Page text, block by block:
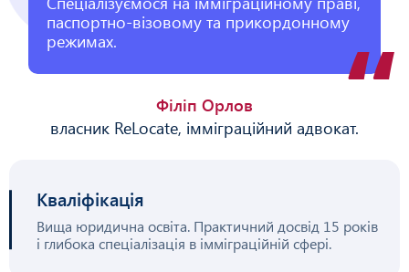
паспортно-візовому та прикордонному
режимах.
Філіп Орлов
власник ReLocate, імміграційний адвокат.
Кваліфікація
Вища юридична освіта. Практичний досвід 15 років
і глибока спеціалізація в імміграційній сфері.